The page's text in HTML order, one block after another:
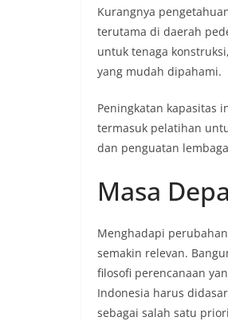
Kurangnya
terutama di daerah
untuk tenaga
yang mudah dipahami.
Peningkatan kapasitas
termasuk pelatihan
dan penguatan
Masa
Menghadapi
semakin relevan.
filosofi perencanaan
Indonesia harus
sebagai salah satu